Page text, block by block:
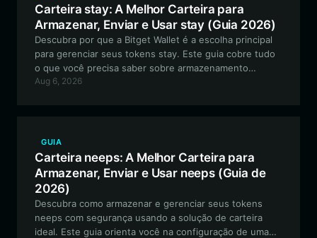
Carteira stay: A Melhor Carteira para
Armazenar, Enviar e Usar stay (Guia 2026)
Descubra por que a Bitget Wallet é a escolha principal
para gerenciar seus tokens stay. Este guia cobre tudo
o que você precisa saber sobre armazenamento
seguro, negociação de meme coins baseadas em
Aug 6, 2026
GUIA
Carteira neeps: A Melhor Carteira para
Armazenar, Enviar e Usar neeps (Guia de
2026)
Descubra como armazenar e gerenciar seus tokens
neeps com segurança usando a solução de carteira
ideal. Este guia orienta você na configuração de uma